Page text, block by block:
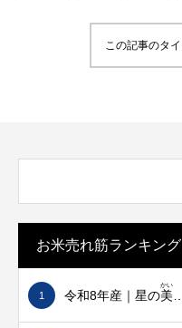
この記事のタ
お米売れ筋ランキング
1 令和8年産｜星の美
かい